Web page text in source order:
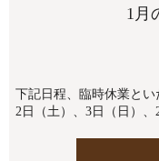
1月
下記日程、臨時休業とい
2日（土）、3日（日）